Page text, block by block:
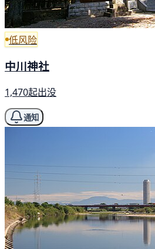
低风险
中川神社
1,470起出没
通知